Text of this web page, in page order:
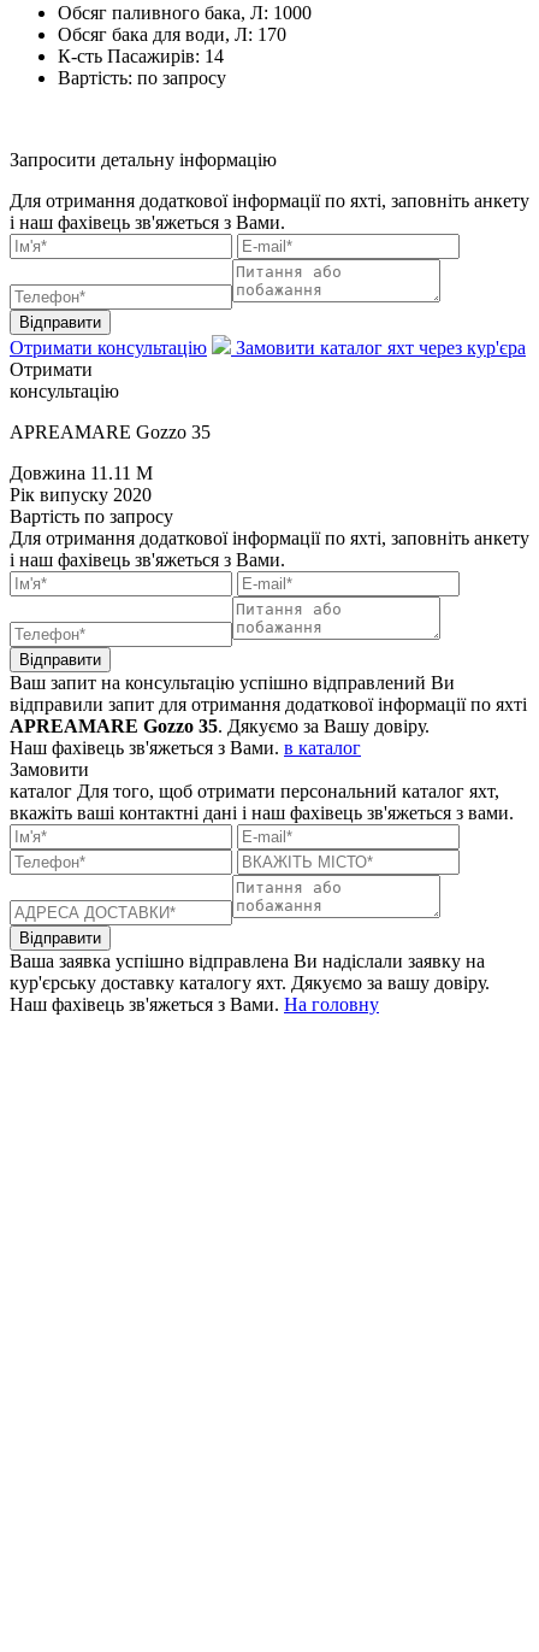
Обсяг паливного бака, Л: 1000
Обсяг бака для води, Л: 170
К-сть Пасажирів: 14
Вартість: по запросу
Запросити детальну інформацію
Для отримання додаткової інформації по яхті, заповніть анкету
і наш фахівець зв'яжеться з Вами.
Відправити
Отримати консультацію
Замовити каталог яхт через кур'єра
Отримати
консультацію
APREAMARE Gozzo 35
Довжина 11.11 M
Рік випуску 2020
Вартість по запросу
Для отримання додаткової інформації по яхті, заповніть анкету
і наш фахівець зв'яжеться з Вами.
Відправити
Ваш запит на консультацію успішно відправлений Ви
відправили запит для отримання додаткової інформації по яхті
APREAMARE Gozzo 35. Дякуємо за Вашу довіру.
Наш фахівець зв'яжеться з Вами. в каталог
Замовити
каталог Для того, щоб отримати персональний каталог яхт,
вкажіть ваші контактні дані і наш фахівець зв'яжеться з вами.
Відправити
Ваша заявка успішно відправлена Ви надіслали заявку на
кур'єрську доставку каталогу яхт. Дякуємо за вашу довіру.
Наш фахівець зв'яжеться з Вами. На головну